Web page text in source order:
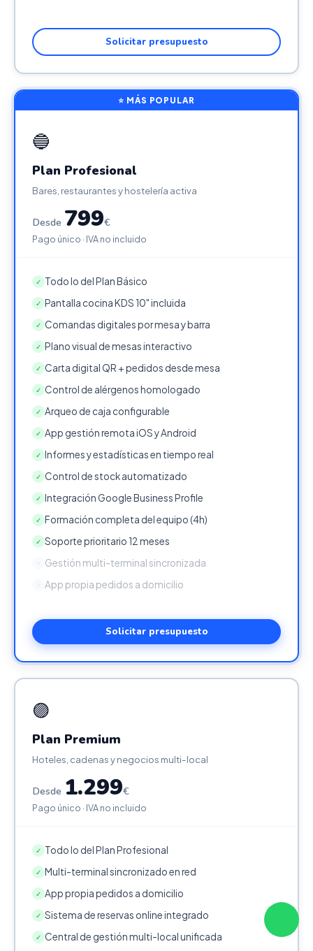
Solicitar presupuesto
⭐ MÁS POPULAR
🔵
Plan Profesional
Bares, restaurantes y hostelería activa
Desde 799€
Pago único · IVA no incluido
✓ Todo lo del Plan Básico
✓ Pantalla cocina KDS 10" incluida
✓ Comandas digitales por mesa y barra
✓ Plano visual de mesas interactivo
✓ Carta digital QR + pedidos desde mesa
✓ Control de alérgenos homologado
✓ Arqueo de caja configurable
✓ App gestión remota iOS y Android
✓ Informes y estadísticas en tiempo real
✓ Control de stock automatizado
✓ Integración Google Business Profile
✓ Formación completa del equipo (4h)
✓ Soporte prioritario 12 meses
Gestión multi-terminal sincronizada
App propia pedidos a domicilio
Solicitar presupuesto
🟣
Plan Premium
Hoteles, cadenas y negocios multi-local
Desde 1.299€
Pago único · IVA no incluido
✓ Todo lo del Plan Profesional
✓ Multi-terminal sincronizado en red
✓ App propia pedidos a domicilio
✓ Sistema de reservas online integrado
✓ Central de gestión multi-local unificada